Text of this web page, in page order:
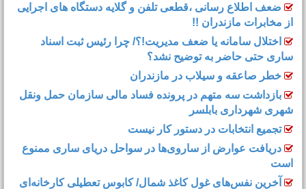
ضعف اطلاع رسانی ،قطعی تلفن و گلایه دستگاه های اجرایی
از مخابرات مازندران !!
اختلال سامانه یا ضعف مدیریت!؟/ چرا رئیس ثبت اسناد
ساری حتی حاضر به توضیح نشد؟
خطر صاعقه و سیلاب در مازندران
بازداشت سه متهم در پرونده فساد مالی سازمان حمل‌ ونقل
شهری شهرداری بابلسر
تجمیع انتخابات در دستور کار نیست
دریافت عوارض از ساروی‌ها در سواحل دریای ساری ممنوع
است
آخرین نفس‌های غول کاغذ شمال‌/ ‌کابوس تعطیلی کارخانه‌ای